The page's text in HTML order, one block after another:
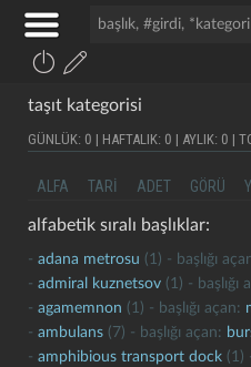
taşıt kategorisi
GÜNLÜK: 0 | HAFTALIK: 0 | AYLIK: 0 |
ALFA TARI ADET GÖRÜ
alfabetik sıralı başlıklar:
- adana metrosu (1) - başlığı
- admiral kuznetsov (1) - başlığı
- agamemnon (1) - başlığı açan:
- ambulans (7) - başlığı açan:
- amphibious transport dock (1)